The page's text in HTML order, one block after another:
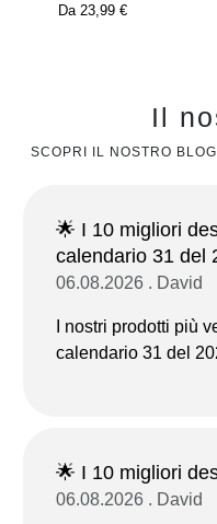
Da 23,99 €
Il
SCOPRI IL NOSTRO
🌟 I 10 migliori
calendario 31 del
06.08.2026 . David
I nostri prodotti più
calendario 31 del
🌟 I 10 migliori
06.08.2026 . David